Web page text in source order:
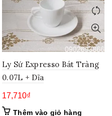
Ly Sứ Expresso Bát Tràng
0.07L + Dĩa
17,710₫
Thêm vào giỏ hàng